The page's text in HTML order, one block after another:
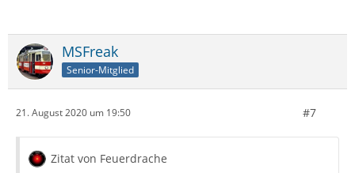
MSFreak
Senior-Mitglied
21. August 2020 um 19:50 #7
Zitat von Feuerdrache